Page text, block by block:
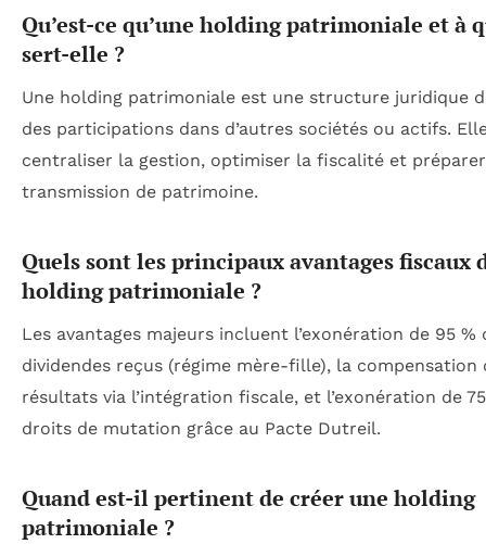
Qu’est-ce qu’une holding patrimoniale et à
sert-elle ?
Une holding patrimoniale est une structure juridique
des participations dans d’autres sociétés ou actifs.
centraliser la gestion, optimiser la fiscalité et
transmission de patrimoine.
Quels sont les principaux avantages fiscaux
holding patrimoniale ?
Les avantages majeurs incluent l’exonération de 95 %
dividendes reçus (régime mère-fille), la compensation
résultats via l’intégration fiscale, et l’exonération de
droits de mutation grâce au Pacte Dutreil.
Quand est-il pertinent de créer une holding
patrimoniale ?